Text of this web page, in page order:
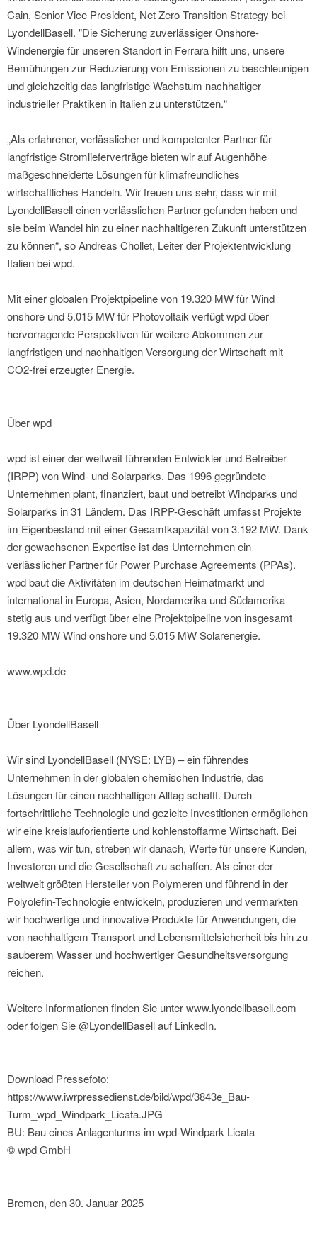
Cain, Senior Vice President, Net Zero Transition Strategy bei
LyondellBasell. "Die Sicherung zuverlässiger Onshore-
Windenergie für unseren Standort in Ferrara hilft uns, unsere
Bemühungen zur Reduzierung von Emissionen zu beschleunigen
und gleichzeitig das langfristige Wachstum nachhaltiger
industrieller Praktiken in Italien zu unterstützen.“
„Als erfahrener, verlässlicher und kompetenter Partner für
langfristige Stromlieferverträge bieten wir auf Augenhöhe
maßgeschneiderte Lösungen für klimafreundliches
wirtschaftliches Handeln. Wir freuen uns sehr, dass wir mit
LyondellBasell einen verlässlichen Partner gefunden haben und
sie beim Wandel hin zu einer nachhaltigeren Zukunft unterstützen
zu können“, so Andreas Chollet, Leiter der Projektentwicklung
Italien bei wpd.
Mit einer globalen Projektpipeline von 19.320 MW für Wind
onshore und 5.015 MW für Photovoltaik verfügt wpd über
hervorragende Perspektiven für weitere Abkommen zur
langfristigen und nachhaltigen Versorgung der Wirtschaft mit
CO2-frei erzeugter Energie.
Über wpd
wpd ist einer der weltweit führenden Entwickler und Betreiber
(IRPP) von Wind- und Solarparks. Das 1996 gegründete
Unternehmen plant, finanziert, baut und betreibt Windparks und
Solarparks in 31 Ländern. Das IRPP-Geschäft umfasst Projekte
im Eigenbestand mit einer Gesamtkapazität von 3.192 MW. Dank
der gewachsenen Expertise ist das Unternehmen ein
verlässlicher Partner für Power Purchase Agreements (PPAs).
wpd baut die Aktivitäten im deutschen Heimatmarkt und
international in Europa, Asien, Nordamerika und Südamerika
stetig aus und verfügt über eine Projektpipeline von insgesamt
19.320 MW Wind onshore und 5.015 MW Solarenergie.
www.wpd.de
Über LyondellBasell
Wir sind LyondellBasell (NYSE: LYB) – ein führendes
Unternehmen in der globalen chemischen Industrie, das
Lösungen für einen nachhaltigen Alltag schafft. Durch
fortschrittliche Technologie und gezielte Investitionen ermöglichen
wir eine kreislauforientierte und kohlenstoffarme Wirtschaft. Bei
allem, was wir tun, streben wir danach, Werte für unsere Kunden,
Investoren und die Gesellschaft zu schaffen. Als einer der
weltweit größten Hersteller von Polymeren und führend in der
Polyolefin-Technologie entwickeln, produzieren und vermarkten
wir hochwertige und innovative Produkte für Anwendungen, die
von nachhaltigem Transport und Lebensmittelsicherheit bis hin zu
sauberem Wasser und hochwertiger Gesundheitsversorgung
reichen.
Weitere Informationen finden Sie unter www.lyondellbasell.com
oder folgen Sie @LyondellBasell auf LinkedIn.
Download Pressefoto:
https://www.iwrpressedienst.de/bild/wpd/3843e_Bau-
Turm_wpd_Windpark_Licata.JPG
BU: Bau eines Anlagenturms im wpd-Windpark Licata
© wpd GmbH
Bremen, den 30. Januar 2025